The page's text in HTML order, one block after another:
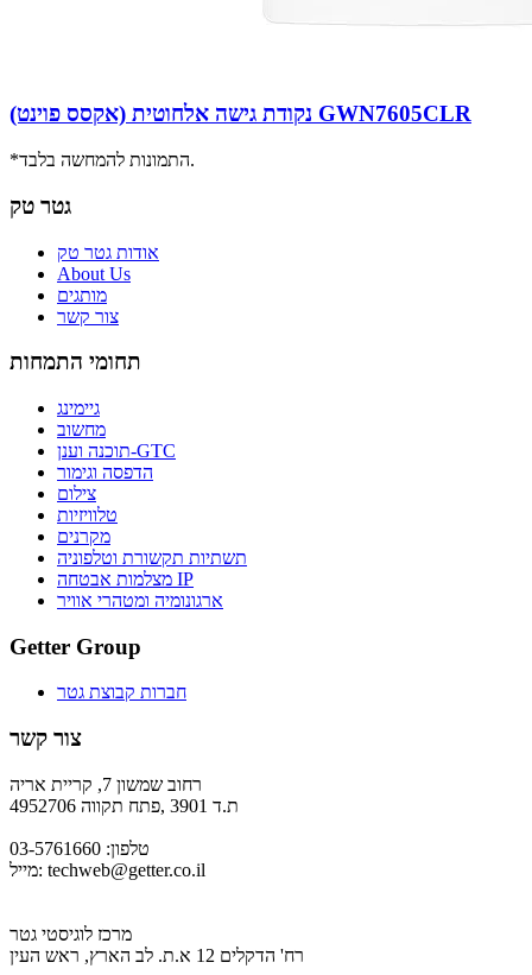
נקודת גישה אלחוטית (אקסס פוינט) GWN7605CLR
*התמונות להמחשה בלבד.
גטר טק
אודות גטר טק
About Us
מותגים
צור קשר
תחומי התמחות
גיימינג
מחשוב
תוכנה וענן-GTC
הדפסה וגימור
צילום
טלוויזיות
מקרנים
תשתיות תקשורת וטלפוניה
מצלמות אבטחה IP
ארגונומיה ומטהרי אוויר
Getter Group
חברות קבוצת גטר
צור קשר
רחוב שמשון 7, קריית אריה
ת.ד 3901 ,פתח תקווה 4952706
טלפון: 03-5761660
מייל: techweb@getter.co.il
מרכז לוגיסטי גטר
רח' הדקלים 12 א.ת. לב הארץ, ראש העין